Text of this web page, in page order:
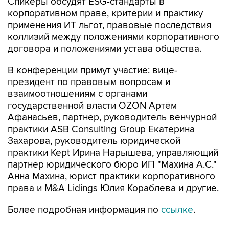
корпоративном праве, критерии и практику
применения ИТ льгот, правовые последствия
коллизий между положениями корпоративного
договора и положениями устава общества.
В конференции примут участие: вице-
президент по правовым вопросам и
взаимоотношениям с органами
государственной власти OZON Артём
Афанасьев, партнер, руководитель венчурной
практики ASB Consulting Group Екатерина
Захарова, руководитель юридической
практики Kept Ирина Нарышева, управляющий
партнер юридического бюро ИП "Махина А.С."
Анна Махина, юрист практики корпоративного
права и M&A Lidings Юлия Кораблева и другие.
Более подробная информация по ссылке.